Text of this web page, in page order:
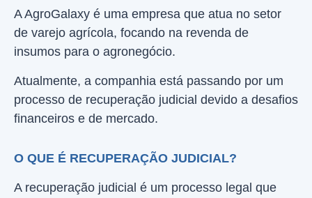
A AgroGalaxy é uma empresa que atua no setor
de varejo agrícola, focando na revenda de
insumos para o agronegócio.
Atualmente, a companhia está passando por um
processo de recuperação judicial devido a desafios
financeiros e de mercado.
O QUE É RECUPERAÇÃO JUDICIAL?
A recuperação judicial é um processo legal que